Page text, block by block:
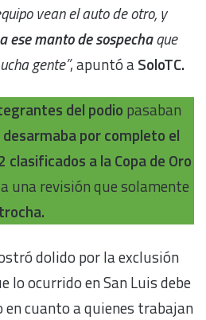
vean el auto de otro, y
ese manto de sospechaque
gente”, apuntó aSoloTC.
del podio pasaban
desarmaba por completo el
clasificados a la Copa de Oro
una revisión que solamente
dolido por la exclusión
lo ocurrido en San Luis debe
en cuanto a quienes trabajan